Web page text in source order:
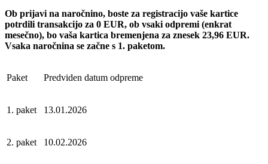
Ob prijavi na naročnino, boste za registracijo vaše kartice
potrdili transakcijo za 0 EUR, ob vsaki odpremi (enkrat
mesečno), bo vaša kartica bremenjena za znesek 23,96 EUR.
Vsaka naročnina se začne s 1. paketom.
Paket Predviden datum odpreme
1. paket 13.01.2026
2. paket 10.02.2026